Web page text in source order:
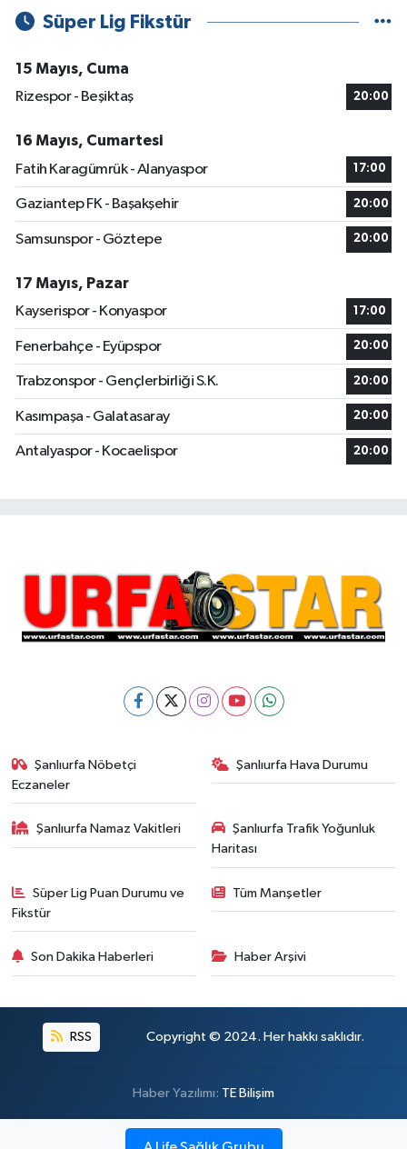
Süper Lig Fikstür
15 Mayıs, Cuma
Rizespor - Beşiktaş
20:00
16 Mayıs, Cumartesi
Fatih Karagümrük - Alanyaspor
17:00
Gaziantep FK - Başakşehir 20:00
Samsunspor - Göztepe 20:00
17 Mayıs, Pazar
Kayserispor - Konyaspor
17:00
Fenerbahçe - Eyüpspor 20:00
Trabzonspor - Gençlerbirliği S.K. 20:00
Kasımpaşa - Galatasaray 20:00
Antalyaspor - Kocaelispor 20:00
Şanlıurfa Nöbetçi
Eczaneler
Şanlıurfa Hava Durumu
Şanlıurfa Namaz Vakitleri
Şanlıurfa Trafik Yoğunluk
Haritası
Süper Lig Puan Durumu ve
Fikstür
Tüm Manşetler
Son Dakika Haberleri Haber Arşivi
RSS Copyright © 2024. Her hakkı saklıdır.
Haber Yazılımı: TE Bilişim